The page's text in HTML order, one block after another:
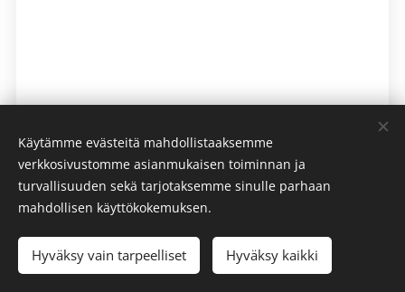
LuotuWebnodella Evästeet
Käytämme evästeitä mahdollistaaksemme
verkkosivustomme asianmukaisen toiminnan ja
turvallisuuden sekä tarjotaksemme sinulle parhaan
mahdollisen käyttökokemuksen.
Hyväksy vain tarpeelliset Hyväksy kaikki